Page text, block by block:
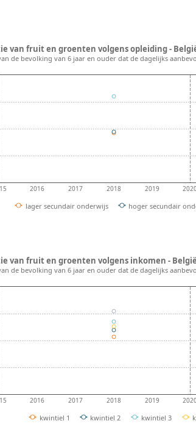
2016 2017 2018 2019
lager secundair onderwijs hoger secundair
van fruit en groenten volgens opleiding -
de bevolking van 6 jaar en ouder dat de dagelijks
2016 2017 2018 2019
kwintiel 1 kwintiel 2 kwintiel 3
van fruit en groenten volgens inkomen - België
de bevolking van 6 jaar en ouder dat de dagelijks